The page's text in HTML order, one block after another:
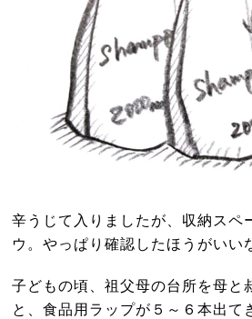
辛うじて入りましたが、収納スペ
ウ。やっぱり確認したほうがいい
子どもの頃、祖父母の台所を母と
と、食品用ラップが５～６本出て